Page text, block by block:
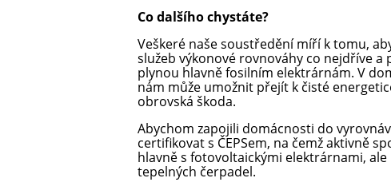
Co dalšího chystáte?
Veškeré naše soustředění míří k tomu,
služeb výkonové rovnováhy co nejdříve
plynou hlavně fosilním elektrárnám. V
nám může umožnit přejít k čisté
obrovská škoda.
Abychom zapojili domácnosti do
certifikovat s ČEPSem, na čemž aktivně
hlavně s fotovoltaickými elektrárnami,
tepelných čerpadel.